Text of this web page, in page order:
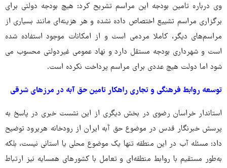
وی درباره تامین بودجه این مراسم تشریح کرد: هیچ بودجه دولتی برای
برگزاری مراسم تشییع اختصاص داده نشده و هر هزینه‌ای مانند بسیاری از
مراسم‌های دیگر، کاملا مردمی است و از امکانات موجود استفاده شده
است و شهرداری بودجه مستقل دارد و نهاد عمومی غیردولتی محسوب می
شود اما دولت هیچ عددی برای مراسم پرداخت نکرده است.
توسعه روابط فرهنگی و تجاری راهکار تامین حق آبه در مرزهای شرقی
استاندار خراسان رضوی در بخش دیگری از این نشست خبری در پاسخ به
پرسش خبرنگار قدس در موضوع حق آبه ایران از رودخانه هریرود توضیح
داد: مسئله آب در این منطقه تنها یک موضوع محلی یا استانی نیست، بلکه
به‌طور مستقیم با روابط منطقه‌ای و تعامل با کشورهای همسایه نیز ارتباط